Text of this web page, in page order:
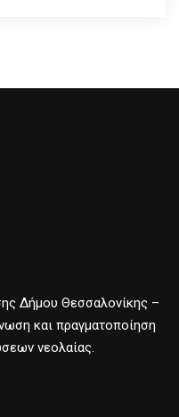
Δήμου Θεσσαλονίκης –
και πραγματοποίηση
νεολαίας.